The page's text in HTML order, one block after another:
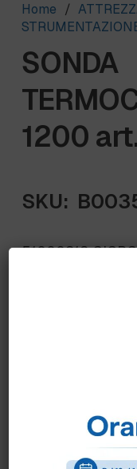
Home /
SONDA
1200
SKU:
51000812
Come
Puoi ordinare
scrivendo una
Per ogni